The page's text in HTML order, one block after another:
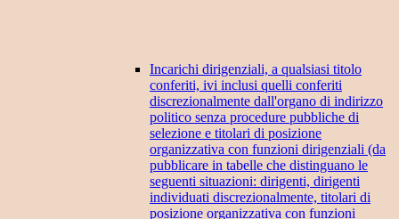
Incarichi dirigenziali, a qualsiasi titolo
conferiti, ivi inclusi quelli conferiti
discrezionalmente dall'organo di indirizzo
politico senza procedure pubbliche di
selezione e titolari di posizione
organizzativa con funzioni dirigenziali (da
pubblicare in tabelle che distinguano le
seguenti situazioni: dirigenti, dirigenti
individuati discrezionalmente, titolari di
posizione organizzativa con funzioni